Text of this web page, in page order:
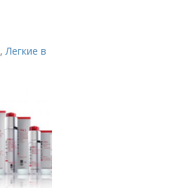
,Легкие в